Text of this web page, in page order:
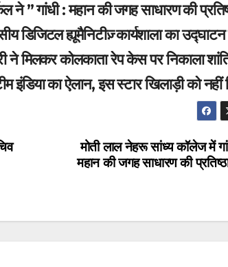
” गांधी : महान की जगह साधारण की
डिजिटल ह्यूमैनिटीज़् कार्यशाला का
मिलकर कोलकाता रेप केस पर निकाला शांति
का ऐलान, इस स्टार खिलाड़ी को नहीं
मोती लाल नेहरू सांध्य कॉलेज में
महान की जगह साधारण की